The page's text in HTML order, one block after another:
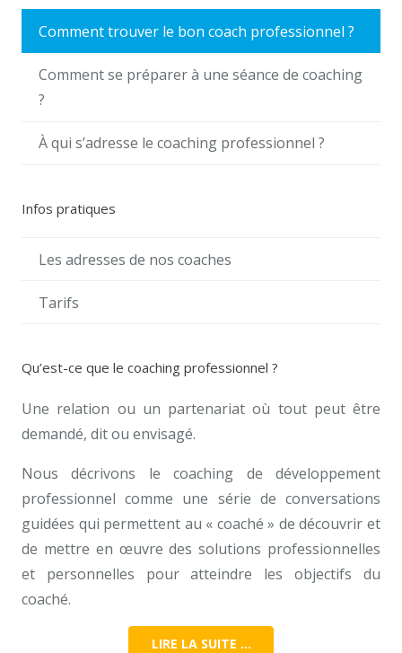
Comment trouver le bon coach professionnel ?
Comment se préparer à une séance de coaching
?
À qui s’adresse le coaching professionnel ?
Infos pratiques
Les adresses de nos coaches
Tarifs
Qu’est-ce que le coaching professionnel ?
Une relation ou un partenariat où tout peut être
demandé, dit ou envisagé.
Nous décrivons le coaching de développement
professionnel comme une série de conversations
guidées qui permettent au « coaché » de découvrir et
de mettre en œuvre des solutions professionnelles
et personnelles pour atteindre les objectifs du
coaché.
LIRE LA SUITE …